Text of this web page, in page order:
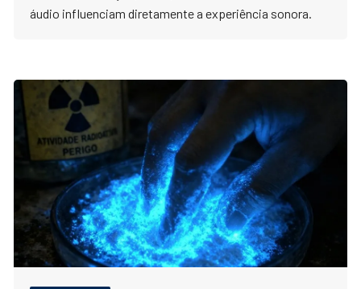
áudio influenciam diretamente a experiência sonora.